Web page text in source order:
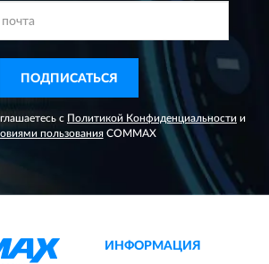
ПОДПИСАТЬСЯ
с Политикой Конфиденциальности и
пользованияCOMMAX
ИНФОРМАЦИЯ